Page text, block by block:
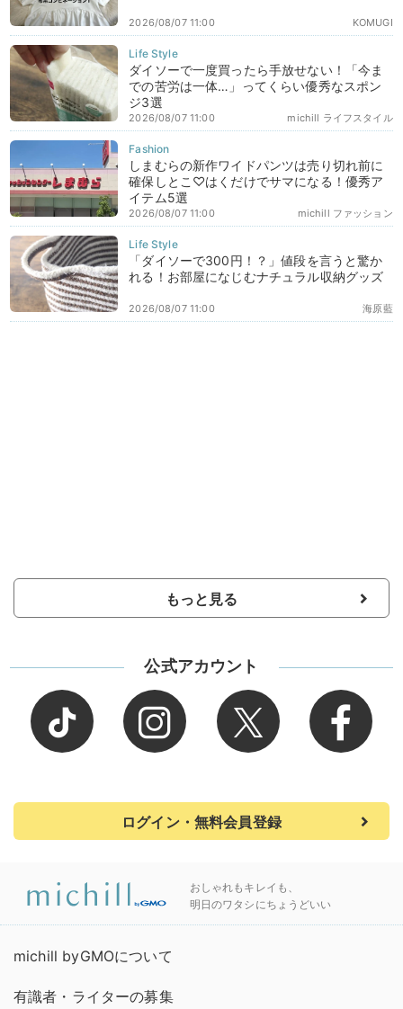
KOMUGI
2026/08/07 11:00
ダイソーで一度買ったら手放せない！「今ま
での苦労は一体…」ってくらい優秀なスポン
ジ3選
michill ライフスタイル
2026/08/07 11:00
しまむらの新作ワイドパンツは売り切れ前に
確保しとこ♡はくだけでサマになる！優秀ア
イテム5選
michill ファッション
2026/08/07 11:00
「ダイソーで300円！？」値段を言うと驚か
れる！お部屋になじむナチュラル収納グッズ
海原藍
2026/08/07 11:00
もっと見る
公式アカウント
ログイン・無料会員登録
おしゃれもキレイも、
明日のワタシにちょうどいい
michill byGMOについて
有識者・ライターの募集